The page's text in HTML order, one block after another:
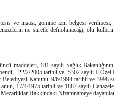
ve inşası, gömme izin belgesi verilmesi,
ne suretle defnolunacağı, ölü
maddeleri, 181 sayılı Sağlık
22/2/2005 tarihli ve 5302 sayılı İl
Kanunu, 9/6/1994 tarihli ve 3998
17/4/1975 tarihli ve 1887 sayılı
Hakkındaki Nizamnameye